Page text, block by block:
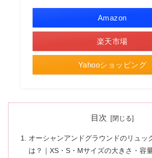
Amazon
楽天市場
Yahooショッピング
目次
オーシャンアンドグラウンドのリュッ
は？｜XS・S・Mサイズの大きさ・容